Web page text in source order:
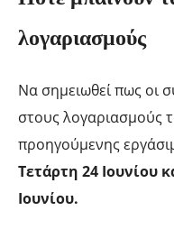
λογαριασμούς
Να σημειωθεί πως οι
στους λογαριασμούς
προηγούμενης
Τετάρτη 24 Ιουνίου
Ιουνίου.